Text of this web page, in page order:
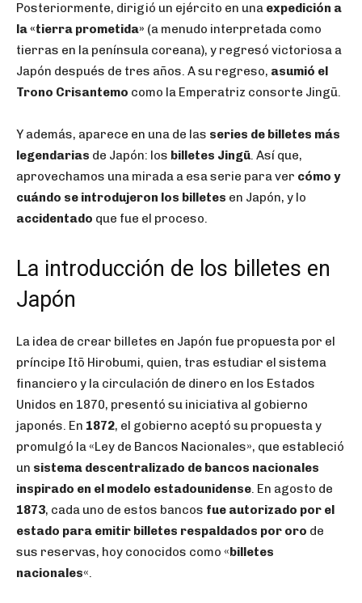
Posteriormente, dirigió un ejército en una expedición a
la «tierra prometida» (a menudo interpretada como
tierras en la península coreana), y regresó victoriosa a
Japón después de tres años. A su regreso, asumió el
Trono Crisantemo como la Emperatriz consorte Jingū.
Y además, aparece en una de las series de billetes más
legendarias de Japón: los billetes Jingū. Así que,
aprovechamos una mirada a esa serie para ver cómo y
cuándo se introdujeron los billetes en Japón, y lo
accidentado que fue el proceso.
La introducción de los billetes en
Japón
La idea de crear billetes en Japón fue propuesta por el
príncipe Itō Hirobumi, quien, tras estudiar el sistema
financiero y la circulación de dinero en los Estados
Unidos en 1870, presentó su iniciativa al gobierno
japonés. En 1872, el gobierno aceptó su propuesta y
promulgó la «Ley de Bancos Nacionales», que estableció
un sistema descentralizado de bancos nacionales
inspirado en el modelo estadounidense. En agosto de
1873, cada uno de estos bancos fue autorizado por el
estado para emitir billetes respaldados por oro de
sus reservas, hoy conocidos como «billetes
nacionales«.